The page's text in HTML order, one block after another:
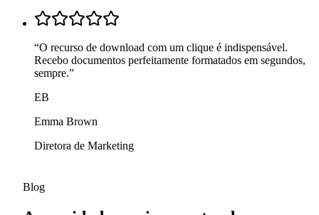
“O recurso de download com um clique é indispensável.
Recebo documentos perfeitamente formatados em segundos,
sempre.”
EB
Emma Brown
Diretora de Marketing
Blog